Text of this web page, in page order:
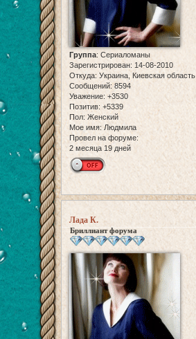
Группа: Сериаломаны
Зарегистрирован: 14-08-2010
Откуда: Украина, Киевская область
Сообщений: 8594
Уважение: +3530
Позитив: +5339
Пол: Женский
Мое имя: Людмила
Провел на форуме:
2 месяца 19 дней
Лада К.
Бриллиант форума